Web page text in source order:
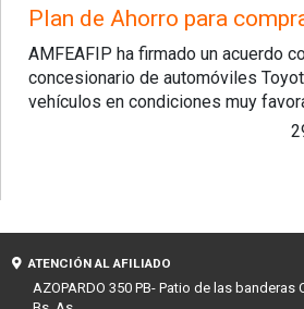
Plan de Ahorro para
AMFEAFIP ha firmado un acuerdo
concesionario de automóviles
vehículos en condiciones muy
ATENCIÓN AL AFILIADO
AZOPARDO 350 PB- Patio de las